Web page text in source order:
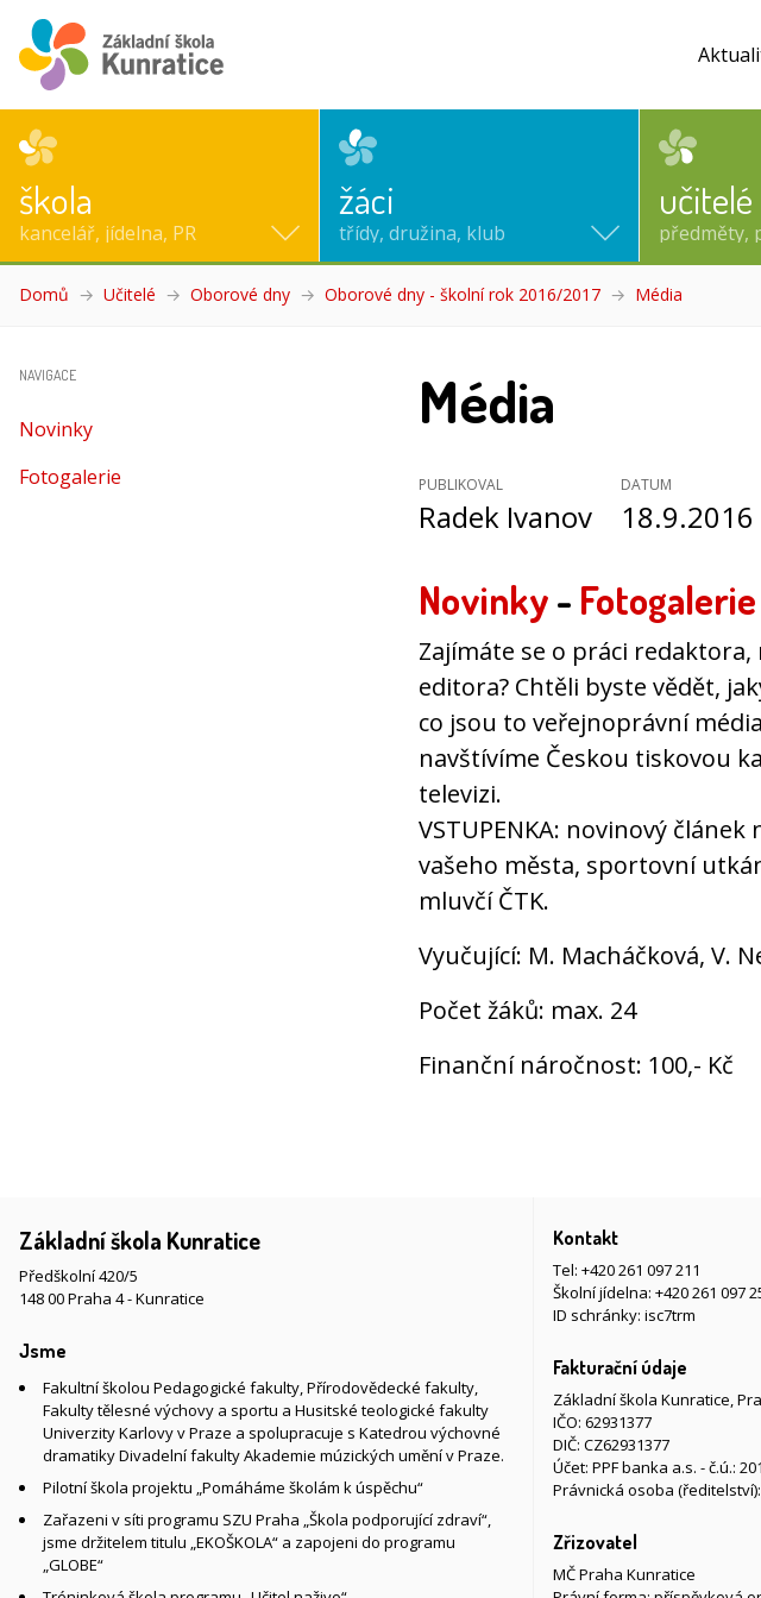
škola
kancelář, jídelna, PR
žáci
třídy, družina, klub
učitelé
předměty,
Domů Učitelé Oborové dny Oborové dny - školní rok 2016/2017 Média
NAVIGACE
Novinky
Fotogalerie
Média
PUBLIKOVAL
Radek Ivanov
DATUM
18.9.2016
Novinky- Fotogalerie
Zajímáte se o práci
editora? Chtěli byste vědět,
co jsou to veřejnoprávní
navštívíme Českou tiskovou
televizi.
VSTUPENKA: novinový
vašeho města, sportovní
mluvčí ČTK.
Vyučující: M. Macháčková, V.
Počet žáků: max. 24
Finanční náročnost: 100,- Kč
Základní škola Kunratice
Předškolní 420/5
148 00 Praha 4 - Kunratice
Jsme
Fakultní školou Pedagogické fakulty, Přírodovědecké fakulty,
Fakulty tělesné výchovy a sportu a Husitské teologické fakulty
Univerzity Karlovy v Praze a spolupracuje s Katedrou výchovné
dramatiky Divadelní fakulty Akademie múzických umění v Praze.
Pilotní škola projektu „Pomáháme školám k úspěchu“
Zařazeni v síti programu SZU Praha „Škola podporující zdraví“,
jsme držitelem titulu „EKOŠKOLA“ a zapojeni do programu
„GLOBE“
Kontakt
Tel: +420 261 097 211
Školní jídelna: +420 261 097
ID schránky: isc7trm
Fakturační údaje
Základní škola Kunratice,
IČO: 62931377
DIČ: CZ62931377
Účet: PPF banka a.s. - č.ú.:
Právnická osoba (ředitelství):
Zřizovatel
MČ Praha Kunratice